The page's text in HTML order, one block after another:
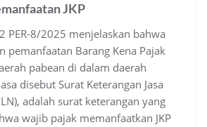
JKP
PER-8/2025 menjelaskan bahwa
pemanfaatan Barang Kena Pajak
pabean di dalam daerah
disebut Surat Keterangan Jasa
adalah surat keterangan yang
wajib pajak memanfaatkan JKP